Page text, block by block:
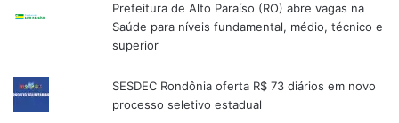
Prefeitura de Alto Paraíso (RO) abre vagas na
Saúde para níveis fundamental, médio, técnico e
superior
SESDEC Rondônia oferta R$ 73 diários em novo
processo seletivo estadual